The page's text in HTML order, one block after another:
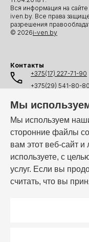
Мы
Мы используем
сторонние файлы
вам этот веб-сайт и
используете, с
услуг. Если вы
считать, что вы
Вся информация на сайте
iven.by. Все права
разрешения
© 2026i-ven.by
Контакты
+375(17) 227-71-90
+375(29) 541-80-80
+375(44) 541-80-
info@i-ven.by
Мы в
Режим